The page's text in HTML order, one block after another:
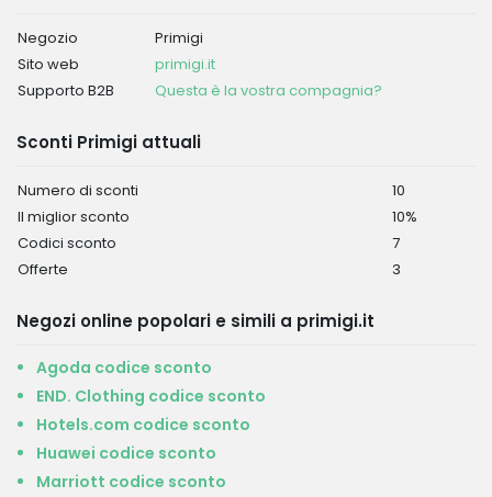
Negozio
Primigi
Sito web
primigi.it
Supporto B2B
Questa è la vostra compagnia?
Sconti Primigi attuali
Numero di sconti
10
Il miglior sconto
10%
Codici sconto
7
Offerte
3
Negozi online popolari e simili a primigi.it
Agoda codice sconto
END. Clothing codice sconto
Hotels.com codice sconto
Huawei codice sconto
Marriott codice sconto